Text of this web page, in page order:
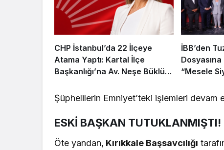
CHP İstanbul’da 22 İlçeye
Atama Yaptı: Kartal İlçe
Başkanlığı’na Av. Neşe Büklü
İBB’den
“Mesele
Şüphelilerin Emniyet’teki işlemleri devam
ESKİ BAŞKAN TUTUKLANMIŞTI!
Öte yandan, Kırıkkale Başsavcılığı